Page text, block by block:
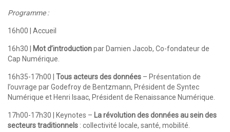
Programme :
16h00 | Accueil
16h30 | Mot d’introductionpar Damien Jacob, Co-fondateur de
Cap Numérique.
16h35-17h00 | Tous acteurs des données – Présentation de
l’ouvrage par Godefroy de Bentzmann, Président de Syntec
Numérique et Henri Isaac, Président de Renaissance Numérique.
17h00-17h30 | Keynotes – La révolution des données au sein des
secteurs traditionnels : collectivité locale, santé, mobilité.